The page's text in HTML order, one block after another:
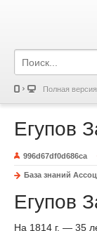
Полная
Егупов
996d67df0d686ca
База знаний
Егупов
На 1814 г. — 35